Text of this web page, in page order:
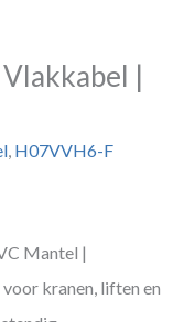
|
, H07VVH6-F
Mantel |
kranen, liften en